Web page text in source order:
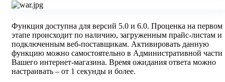
Функция доступна для версий 5.0 и 6.0. Проценка на первом
этапе происходит по наличию, загруженным прайс-листам и
подключенным веб-поставщикам. Активировать данную
функцию можно самостоятельно в Административной части
Вашего интернет-магазина. Время ожидания ответа можно
настраивать – от 1 секунды и более.